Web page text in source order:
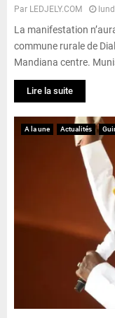
Par LEDJELY.COM
La manifestation
commune rurale de
Mandiana centre.
Lire la suite
A la une Actualités